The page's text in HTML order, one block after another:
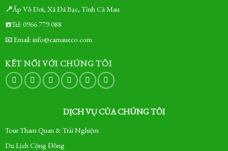
📍Ấp Vồ Dơi, Xã Đá Bạc, Tỉnh Cà Mau
☎️Tel: 0966 779 088
📧 Email: info@camaueco.com
KẾT NỐI VỚI CHÚNG TÔI
DỊCH VỤ CỦA CHÚNG TÔI
Tour Tham Quan & Trải Nghiệm
Du Lịch Cộng Đồng